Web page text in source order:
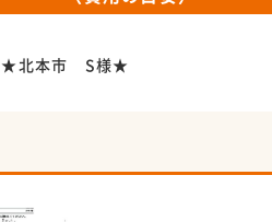
★北本市 S様★